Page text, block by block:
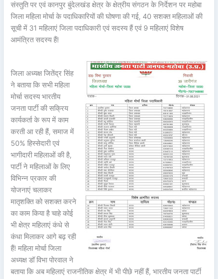
संस्तुति पर एवं कानपुर बुंदेलखंड क्षेत्र के क्षेत्रीय संगठन के निर्देशन पर महोबा
जिला महिला मोर्चा के पदाधिकारियों की घोषणा की गई, 40 सशक्त महिलाओं की
सूची में 31 महिलाएं जिला पदाधिकारी एवं सदस्य हैं एवं 9 महिलाएं विशेष
आमंत्रित सदस्य हैं!
जिला अध्यक्ष जितेंद्र सिंह
ने बताया कि सभी महिला
मोर्चा सदस्य भारतीय
जनता पार्टी की सक्रिय
कार्यकर्ता के रूप में काम
करती आ रही हैं, समाज में
50% हिस्सेदारी एवं
भागीदारी महिलाओं की है,
पार्टी ने महिलाओं के लिए
विभिन्न प्रकार की
योजनाएं चलाकर
मातृशक्ति को सशक्त करने
का काम किया है चाहे कोई
भी क्षेत्र महिलाएं कंधे से
कंधा मिलाकर आगे बढ़ रही
हैं! महिला मोर्चा जिला
अध्यक्ष डॉ विभा पोरवाल ने
बताया कि अब महिलाएं राजनीतिक क्षेत्र में भी पीछे नहीं हैं, भारतीय जनता पार्टी